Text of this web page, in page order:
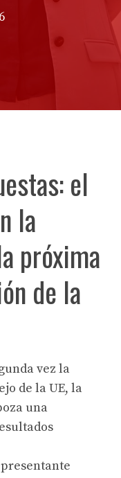
el
la
próxima
de la
vez la
de la UE, la
una